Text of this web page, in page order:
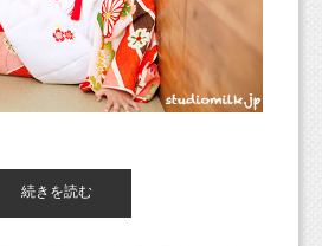
っこよく着てくれました！
く、3歳の七五三です。
お誕生日記念に撮影しました
news_dtl/entry/854
が、スタジオサンプルが
公開予定です。
月2日までは移転作業のた
なサービスに展開していき
続きを読む